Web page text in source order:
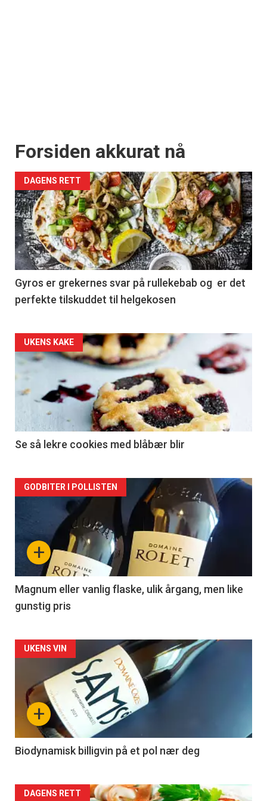
Forsiden akkurat nå
DAGENS RETT
Gyros er grekernes svar på rullekebab og er det
perfekte tilskuddet til helgekosen
Forsiden
akkurat
nå
2
UKENS KAKE
Se så lekre cookies med blåbær blir
Forsiden
akkurat
nå
3
+
GODBITER I POLLISTEN
Magnum eller vanlig flaske, ulik årgang, men like
gunstig pris
Forsiden
akkurat
nå
4
+
UKENS VIN
Biodynamisk billigvin på et pol nær deg
Forsiden
DAGENS RETT